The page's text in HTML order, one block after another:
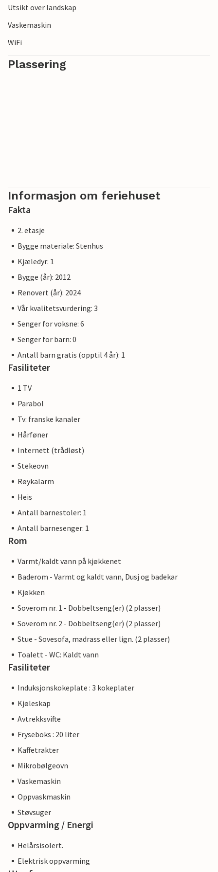
Utsikt over landskap
Vaskemaskin
WiFi
Plassering
Informasjon om feriehuset
Fakta
2. etasje
Bygge materiale: Stenhus
Kjæledyr: 1
Bygge (år): 2012
Renovert (år): 2024
Vår kvalitetsvurdering: 3
Senger for voksne: 6
Senger for barn: 0
Antall barn gratis (opptil 4 år): 1
Fasiliteter
1 TV
Parabol
Tv: franske kanaler
Hårføner
Internett (trådløst)
Stekeovn
Røykalarm
Heis
Antall barnestoler: 1
Antall barnesenger: 1
Rom
Varmt/kaldt vann på kjøkkenet
Baderom - Varmt og kaldt vann, Dusj og badekar
Kjøkken
Soverom nr. 1 - Dobbeltseng(er) (2 plasser)
Soverom nr. 2 - Dobbeltseng(er) (2 plasser)
Stue - Sovesofa, madrass eller lign. (2 plasser)
Toalett - WC: Kaldt vann
Fasiliteter
Induksjonskokeplate : 3 kokeplater
Kjøleskap
Avtrekksvifte
Fryseboks : 20 liter
Kaffetrakter
Mikrobølgeovn
Vaskemaskin
Oppvaskmaskin
Støvsuger
Oppvarming / Energi
Helårsisolert.
Elektrisk oppvarming